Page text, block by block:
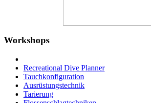
Workshops
Recreational Dive Planner
Tauchkonfiguration
Ausrüstungstechnik
Tarierung